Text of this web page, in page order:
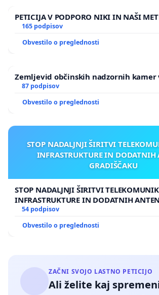
PETICIJA V PODPORO NIKI IN NAŠI
165 podpisov
Obvestilo o preglednosti
Zemljevid občinskih nadzornih kamer
87 podpisov
Obvestilo o preglednosti
STOP NADALJNJI ŠIRITVI
INFRASTRUKTURE IN DODATNIH
GRADIŠČAKU
STOP NADALJNJI ŠIRITVI
INFRASTRUKTURE IN DODATNIH
GRADIŠČAKU
54 podpisov
Obvestilo o preglednosti
ZAČNI SVOJO LASTNO PETICIJO
Ali želite kaj